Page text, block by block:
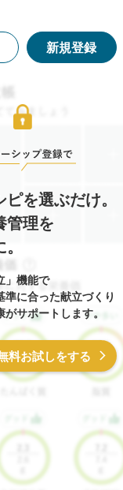
新規登録
を選ぶだけ。
管理を
」機能で
準に合った献立づくり
サポートします。
料お試しをする